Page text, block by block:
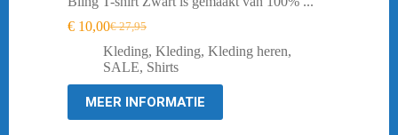
€27,95
Oorspronkelijke
prijs
was:
€ 27,95.
€ 10,00Huidige
prijs
is:
€ 10,00.
Kleding, Kleding, Kleding heren,
SALE, Shirts
MEER INFORMATIE